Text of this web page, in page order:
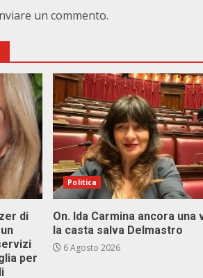
un commento.
di
per
Politica
On. Ida Carmina ancora una
la casta salva Delmastro
6 Agosto 2026